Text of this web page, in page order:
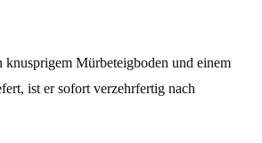
Mürbeteigboden und einem
ist er sofort verzehrfertig nach